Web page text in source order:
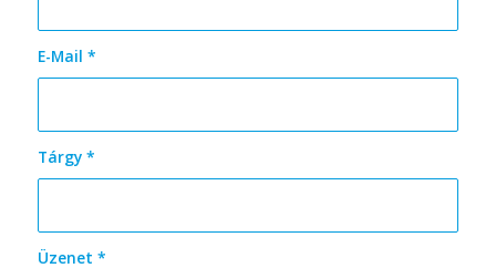
E-Mail *
Tárgy *
Üzenet *